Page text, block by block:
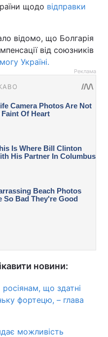
щодо відправки
відомо, що Болгарія
від союзників
Україні.
Реклама
новини:
що здатні
фортецю, – глава
можливість